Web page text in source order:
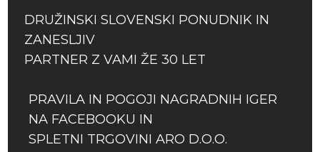
DRUŽINSKI SLOVENSKI PONUDNIK IN
ZANESLJIV
PARTNER Z VAMI ŽE 30 LET
PRAVILA IN POGOJI NAGRADNIH IGER
NA FACEBOOKU IN
SPLETNI TRGOVINI ARO D.O.O.